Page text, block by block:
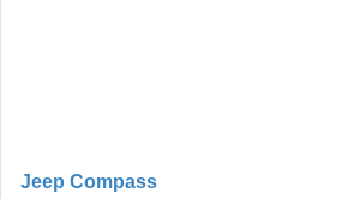
Jeep Compass